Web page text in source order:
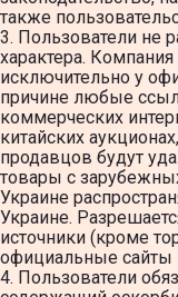
также
3. Пользователи не
характера. Компания
исключительно у
причине любые
коммерческих
китайских
продавцов будут
товары с
Украине
Украине.
источники (кроме
официальные сайты
4. Пользователи